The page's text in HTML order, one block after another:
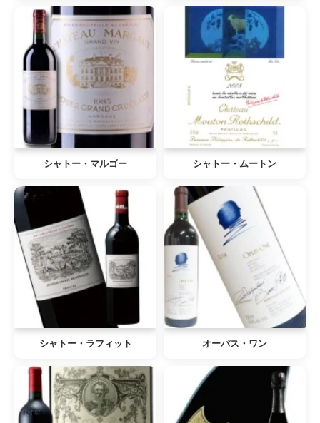
シャトー・マルゴー シャトー・ムートン
シャトー・ラフィット オーパス・ワン